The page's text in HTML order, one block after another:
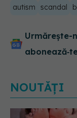
autism scandal
Urmărește-
NOUTĂȚI